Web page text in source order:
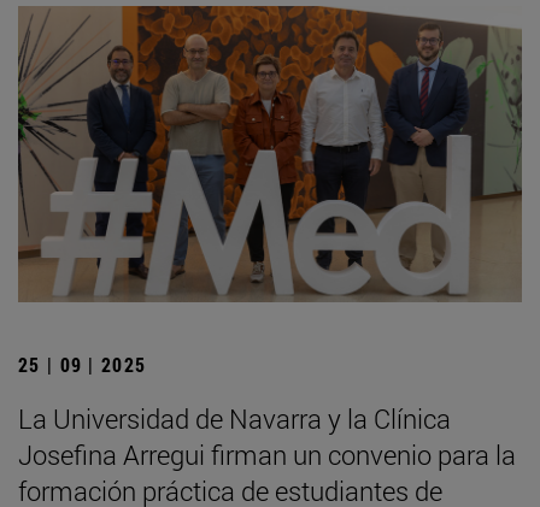
25 | 09 | 2025
La Universidad de Navarra y la Clínica
Josefina Arregui firman un convenio para la
formación práctica de estudiantes de